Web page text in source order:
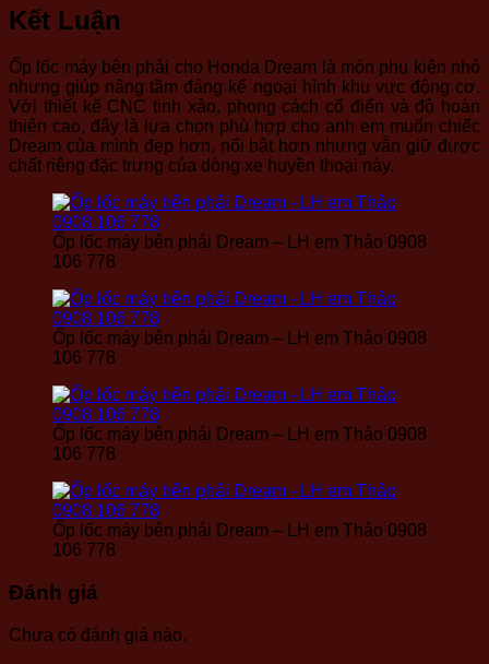
Kết Luận
Ốp lốc máy bên phải cho Honda Dream là món phụ kiện nhỏ
nhưng giúp nâng tầm đáng kể ngoại hình khu vực động cơ.
Với thiết kế CNC tinh xảo, phong cách cổ điển và độ hoàn
thiện cao, đây là lựa chọn phù hợp cho anh em muốn chiếc
Dream của mình đẹp hơn, nổi bật hơn nhưng vẫn giữ được
chất riêng đặc trưng của dòng xe huyền thoại này.
Ốp lốc máy bên phải Dream – LH em Thảo 0908
106 778
Ốp lốc máy bên phải Dream – LH em Thảo 0908
106 778
Ốp lốc máy bên phải Dream – LH em Thảo 0908
106 778
Ốp lốc máy bên phải Dream – LH em Thảo 0908
106 778
Đánh giá
Chưa có đánh giá nào.